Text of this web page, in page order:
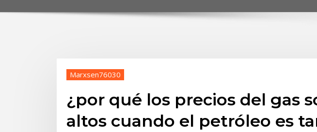
Marxsen76030
¿por qué los precios del gas
altos cuando el petróleo es